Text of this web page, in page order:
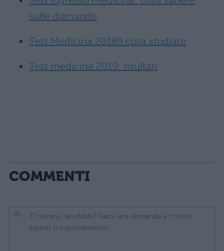
sulle domande
Test Medicina 20189 cosa studiare
Test medicina 2019: risultati
COMMENTI